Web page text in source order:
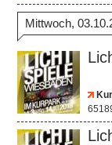
Mittwoch,